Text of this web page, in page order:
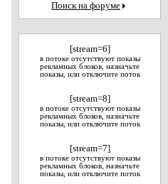
Поиск на форуме
[stream=6]
в потоке отсутствуют показы
рекламных блоков, назначьте
показы, или отключите поток
[stream=8]
в потоке отсутствуют показы
рекламных блоков, назначьте
показы, или отключите поток
[stream=7]
в потоке отсутствуют показы
рекламных блоков, назначьте
показы, или отключите поток